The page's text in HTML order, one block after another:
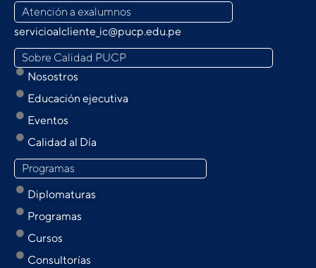
Atención a exalumnos
servicioalcliente_ic@pucp.edu.pe
Sobre Calidad PUCP
Nosostros
Educación ejecutiva
Eventos
Calidad al Día
Programas
Diplomaturas
Programas
Cursos
Consultorías